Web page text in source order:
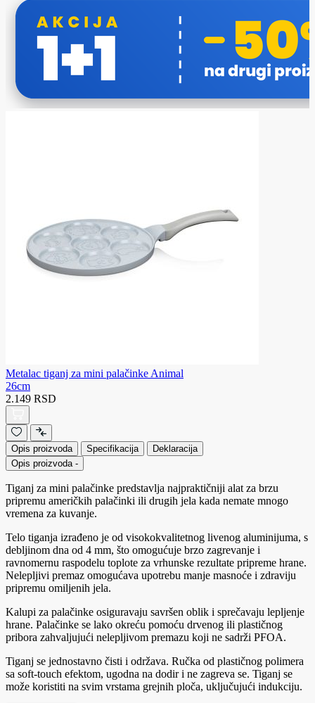
Metalac tiganj za mini palačinke Animal
26cm
2.149 RSD
Opis proizvoda Specifikacija
Deklaracija
Opis proizvoda -
Tiganj za mini palačinke predstavlja najpraktičniji alat za brzu
pripremu američkih palačinki ili drugih jela kada nemate mnogo
vremena za kuvanje.
Telo tiganja izrađeno je od visokokvalitetnog livenog aluminijuma, s
debljinom dna od 4 mm, što omogućuje brzo zagrevanje i
ravnomernu raspodelu toplote za vrhunske rezultate pripreme hrane.
Nelepljivi premaz omogućava upotrebu manje masnoće i zdraviju
pripremu omiljenih jela.
Kalupi za palačinke osiguravaju savršen oblik i sprečavaju lepljenje
hrane. Palačinke se lako okreću pomoću drvenog ili plastičnog
pribora zahvaljujući nelepljivom premazu koji ne sadrži PFOA.
Tiganj se jednostavno čisti i održava. Ručka od plastičnog polimera
sa soft-touch efektom, ugodna na dodir i ne zagreva se. Tiganj se
može koristiti na svim vrstama grejnih ploča, uključujući indukciju.